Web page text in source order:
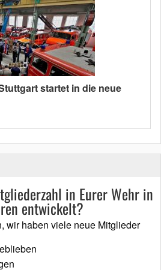
startet in die neue
in Eurer Wehr in
entwickelt?
wir haben viele neue Mitglieder